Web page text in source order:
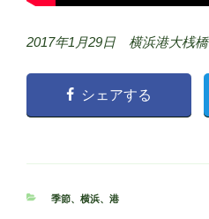
2017年1月29日 横浜港大桟橋
シェアする
カ
季節、 横浜、 港